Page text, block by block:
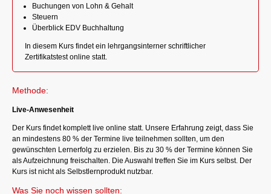
Buchungen von Lohn & Gehalt
Steuern
Überblick EDV Buchhaltung
In diesem Kurs findet ein lehrgangsinterner schriftlicher
Zertifikatstest online statt.
Methode:
Live-Anwesenheit
Der Kurs findet komplett live online statt. Unsere Erfahrung zeigt, dass Sie
an mindestens 80 % der Termine live teilnehmen sollten, um den
gewünschten Lernerfolg zu erzielen. Bis zu 30 % der Termine können Sie
als Aufzeichnung freischalten. Die Auswahl treffen Sie im Kurs selbst. Der
Kurs ist nicht als Selbstlernprodukt nutzbar.
Was Sie noch wissen sollten: